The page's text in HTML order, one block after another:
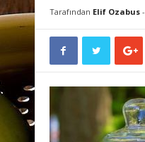
t
Tarafından Elif Ozabus-